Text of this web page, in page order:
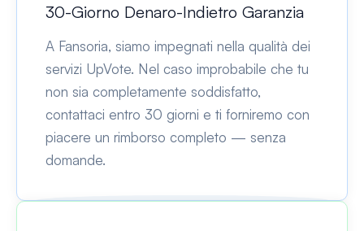
30-Giorno Denaro-Indietro Garanzia
A Fansoria, siamo impegnati nella qualità dei
servizi UpVote. Nel caso improbabile che tu
non sia completamente soddisfatto,
contattaci entro 30 giorni e ti forniremo con
piacere un rimborso completo — senza
domande.